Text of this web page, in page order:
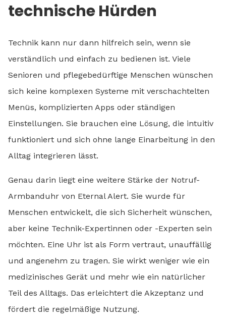
technische Hürden
Technik kann nur dann hilfreich sein, wenn sie
verständlich und einfach zu bedienen ist. Viele
Senioren und pflegebedürftige Menschen wünschen
sich keine komplexen Systeme mit verschachtelten
Menüs, komplizierten Apps oder ständigen
Einstellungen. Sie brauchen eine Lösung, die intuitiv
funktioniert und sich ohne lange Einarbeitung in den
Alltag integrieren lässt.
Genau darin liegt eine weitere Stärke der Notruf-
Armbanduhr von Eternal Alert. Sie wurde für
Menschen entwickelt, die sich Sicherheit wünschen,
aber keine Technik-Expertinnen oder -Experten sein
möchten. Eine Uhr ist als Form vertraut, unauffällig
und angenehm zu tragen. Sie wirkt weniger wie ein
medizinisches Gerät und mehr wie ein natürlicher
Teil des Alltags. Das erleichtert die Akzeptanz und
fördert die regelmäßige Nutzung.